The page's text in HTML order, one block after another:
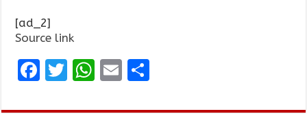
[ad_2]
Source link
F
T
W E